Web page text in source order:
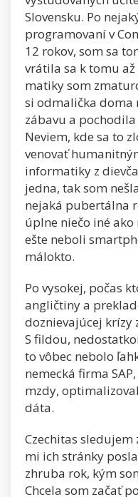
Slovensku. Po
programovaní v
12 rokov, som sa
vrátila sa k tomu
matiky som
si odmalička doma
zábavu a
Neviem, kde sa to
venovať
informatiky z
jedna, tak som
nejaká pubertálna
úplne niečo iné
ešte neboli
málokto.
Po vysokej, počas
angličtiny a
doznievajúcej krízy
S fildou,
to vôbec nebolo
nemecká firma
mzdy,
dáta.
Czechitas
mi ich stránky
zhruba rok, kým
Chcela som začať